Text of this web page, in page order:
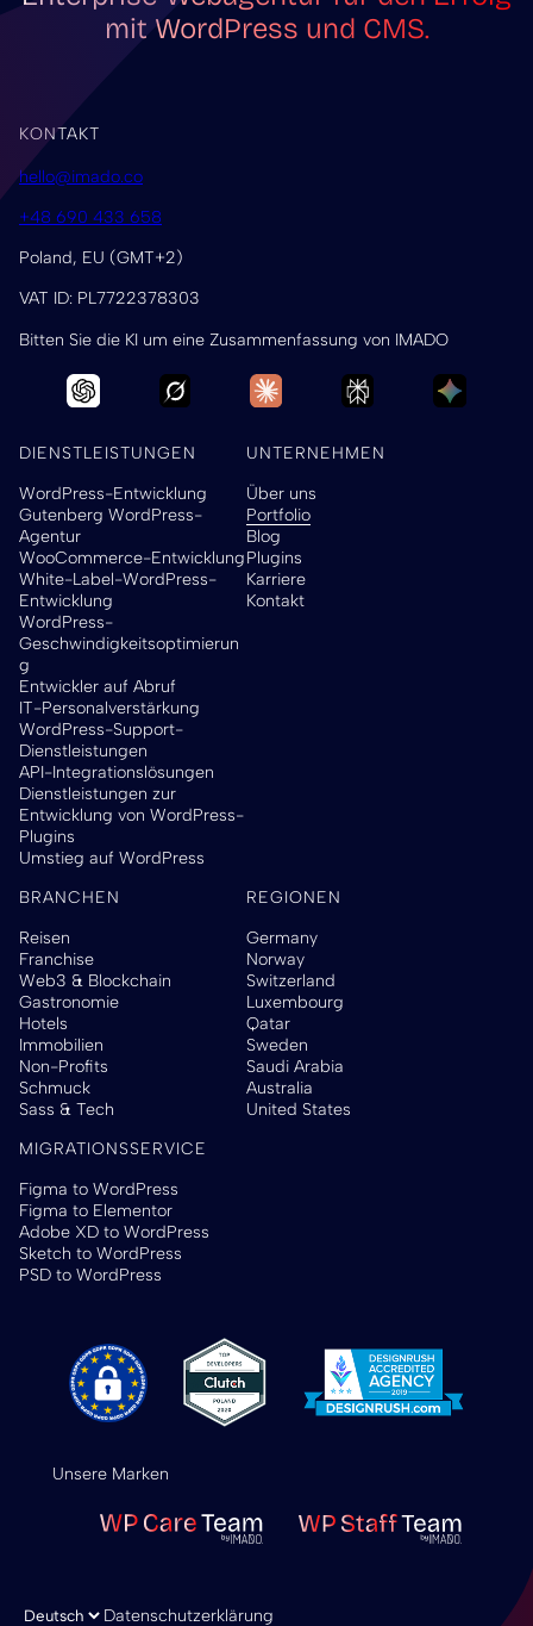
mit WordPress und CMS.
KONTAKT
hello@imado.co
+48 690 433 658
Poland, EU (GMT+2)
VAT ID: PL7722378303
Bitten Sie die KI um eine Zusammenfassung von IMADO
DIENSTLEISTUNGEN
WordPress-Entwicklung
Gutenberg WordPress-
Agentur
WooCommerce-Entwicklung
White-Label-WordPress-
Entwicklung
WordPress-
Geschwindigkeitsoptimierun
g
Entwickler auf Abruf
IT-Personalverstärkung
WordPress-Support-
Dienstleistungen
API-Integrationslösungen
Dienstleistungen zur
Entwicklung von WordPress-
Plugins
Umstieg auf WordPress
UNTERNEHMEN
Über uns
Portfolio
Blog
Plugins
Karriere
Kontakt
BRANCHEN
Reisen
Franchise
Web3 & Blockchain
Gastronomie
Hotels
Immobilien
Non-Profits
Schmuck
Sass & Tech
REGIONEN
Germany
Norway
Switzerland
Luxembourg
Qatar
Sweden
Saudi Arabia
Australia
United States
MIGRATIONSSERVICE
Figma to WordPress
Figma to Elementor
Adobe XD to WordPress
Sketch to WordPress
PSD to WordPress
Unsere Marken
Sprache auswählen
Datenschutzerklärung